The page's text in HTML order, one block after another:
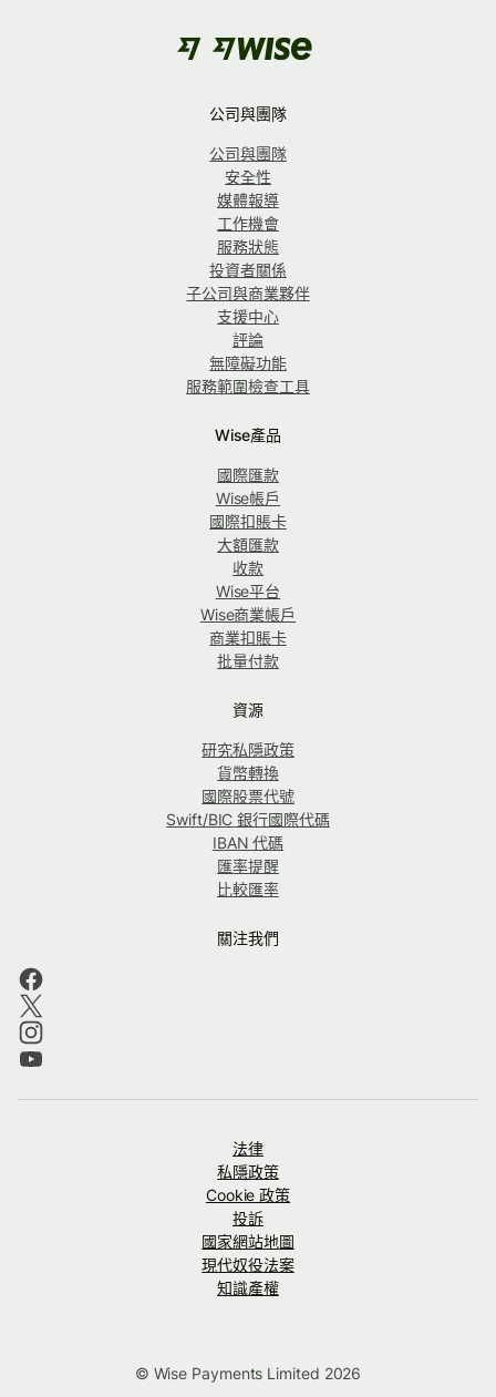
公司與團隊
公司與團隊
安全性
媒體報導
工作機會
服務狀態
投資者關係
子公司與商業夥伴
支援中心
評論
無障礙功能
服務範圍檢查工具
Wise產品
國際匯款
Wise帳戶
國際扣賬卡
大額匯款
收款
Wise平台
Wise商業帳戶
商業扣賬卡
批量付款
資源
研究私隱政策
貨幣轉換
國際股票代號
Swift/BIC 銀行國際代碼
IBAN 代碼
匯率提醒
比較匯率
關注我們
法律
私隱政策
Cookie 政策
投訴
國家網站地圖
現代奴役法案
知識產權
© Wise Payments Limited 2026